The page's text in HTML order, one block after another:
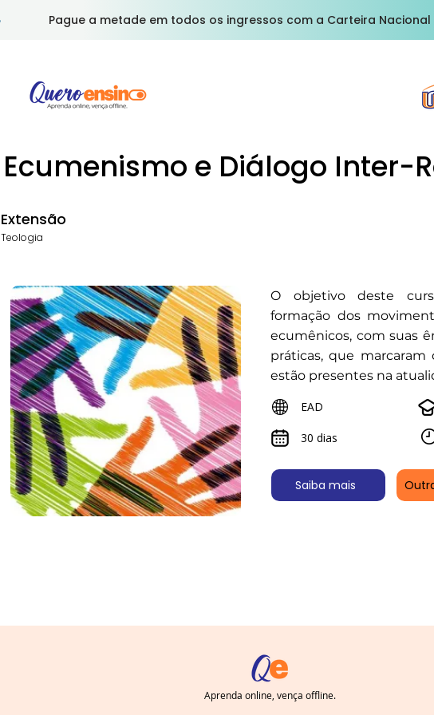
Pague a metade em todos os ingressos com a Carteira Nacional
Ecumenismo e Diálogo Inter-
Extensão
Teologia
O objetivo deste
formação dos
ecumênicos, com suas
práticas, que
estão presentes na
EAD
30 dias
Saiba mais
Aprenda online, vença offline.